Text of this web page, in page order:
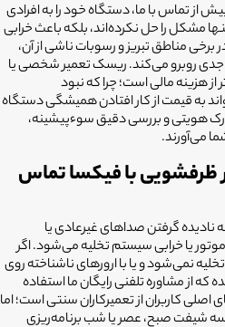
از تماس با ما، دستگاه خود را به افرادی
مشکل را حل نکرده‌اند، بلکه باعث خرابی
مناطق تبریز و رسوبات ناشی از آن،
روبرو می‌کند. ریسک تعمیر شخصی یا
هزینه مالی است؛ چرا که نبود
قیمت از کار افتادن همیشگی دستگاه
هویتی و بررسی دقیق سوءپیشینه،
می‌آورند.
ظرفشویی با فیکسا تماس
نادیده گرفتن صداهای غیرعادی یا
یا خرابی سیستم تخلیه می‌شود. اگر
نمی‌شود و یا با ارورهای ناشناخته روی
از مشاوره تلفنی رایگان ما استفاده
اصلی کاربران از تعمیرکاران سنتی است؛ اما
شیفت صبح، عصر یا شب برنامه‌ریزی